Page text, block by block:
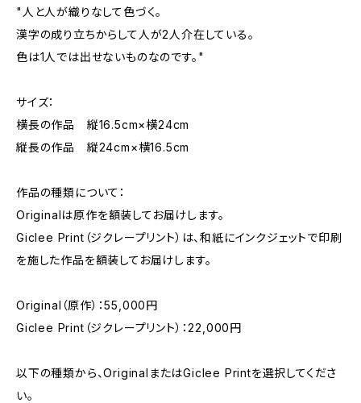
"人と人が織りなして色づく。
漢字の成り立ちからして人が2人介在している。
色は1人では出せないものなのです。"
サイズ：
横長の作品 縦16.5cm×横24cm
縦長の作品 縦24cm×横16.5cm
作品の種類について：
Originalは原作を額装してお届けします。
Giclee Print（ジクレープリント）は、和紙にインクジェットで印刷
を施した作品を額装してお届けします。
Original（原作）：55,000円
Giclee Print（ジクレープリント）：22,000円
以下の種類から、OriginalまたはGiclee Printを選択してくださ
い。